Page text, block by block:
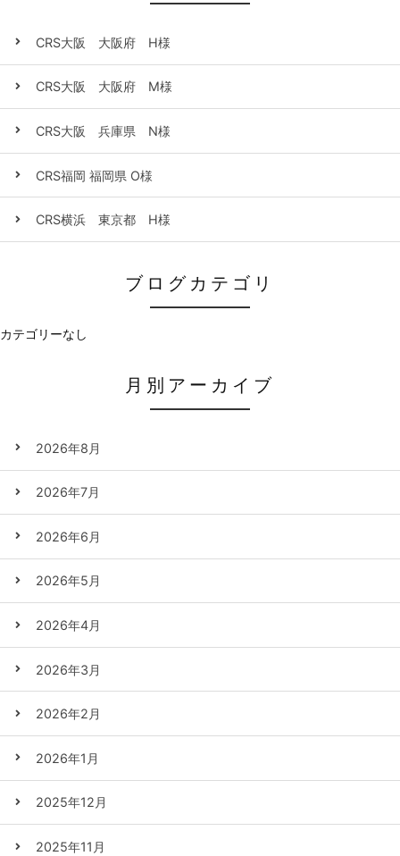
CRS大阪 大阪府 H様
CRS大阪 大阪府 M様
CRS大阪 兵庫県 N様
CRS福岡 福岡県 O様
CRS横浜 東京都 H様
ブログカテゴリ
カテゴリーなし
月別アーカイブ
2026年8月
2026年7月
2026年6月
2026年5月
2026年4月
2026年3月
2026年2月
2026年1月
2025年12月
2025年11月